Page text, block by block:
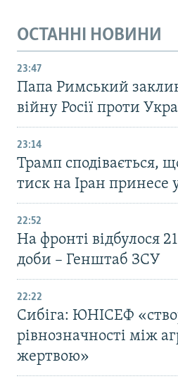
ОСТАННІ НОВИНИ
23:47
Папа Римський
війну Росії проти
23:14
Трамп сподівається,
тиск на Іран принесе
22:52
На фронті відбулося
доби – Генштаб ЗСУ
22:22
Сибіга: ЮНІСЕФ
рівнозначності між
жертвою»